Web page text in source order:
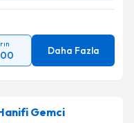
Daha Fazla
Gemci